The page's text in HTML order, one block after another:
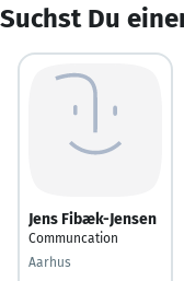
Suchst Du
Jens Fibæk-Jensen
Communcation
Aarhus